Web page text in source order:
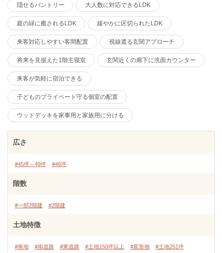
隠せるパントリー 大人数に対応できるLDK
庭の緑に癒されるLDK 緩やかに区切られたLDK
来客対応しやすい客間配置 視線遮る玄関アプローチ
将来を見据えた1階主寝室 玄関近くの廊下に洗面カウンター
来客が気軽に宿泊できる
子どものプライベート守る個室の配置
ウッドデッキを家事用と家族用に分ける
広さ
#45坪～49坪 #46坪
階数
#一部2階建 #2階建
土地特徴
#角地 #南道路 #東道路 #土地150坪以上 #変形地 #土地251坪